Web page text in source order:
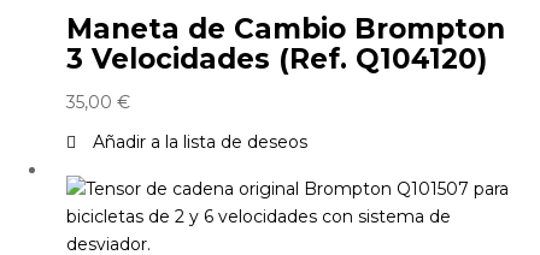
Maneta de Cambio Brompton
3 Velocidades (Ref. Q104120)
35,00 €
Añadir a la lista de deseos